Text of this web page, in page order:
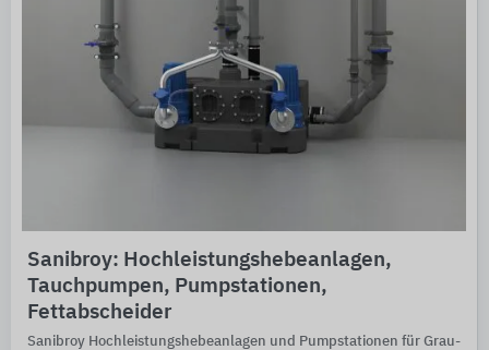
Sanibroy: Hochleistungshebeanlagen,
Tauchpumpen, Pumpstationen,
Fettabscheider
Sanibroy Hochleistungshebeanlagen und Pumpstationen für Grau-